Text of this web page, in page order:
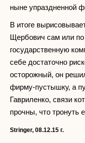
ныне упраздненной
В итоге
Щербович сам или по
государственную
себе достаточно
осторожный, он
фирму-пустышку, а
Гавриленко, связи
прочны, что тронуть
Stringer, 08.12.15 г.